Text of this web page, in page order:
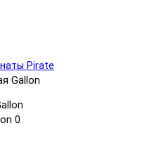
Pirate
Gallon
0